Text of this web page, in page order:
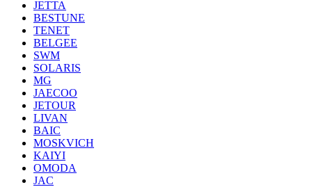
JETTA
BESTUNE
TENET
BELGEE
SWM
SOLARIS
MG
JAECOO
JETOUR
LIVAN
BAIC
MOSKVICH
KAIYI
OMODA
JAC